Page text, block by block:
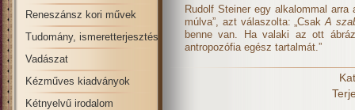
Reneszánsz kori művek
Tudomány, ismeretterjesztés
Vadászat
Kézműves kiadványok
Kétnyelvű irodalom
Rudolf Steiner egy alkalommal
múlva”, azt válaszolta: „CsakA
benne van. Ha valaki az ott
antropozófia egész tartalmát.”